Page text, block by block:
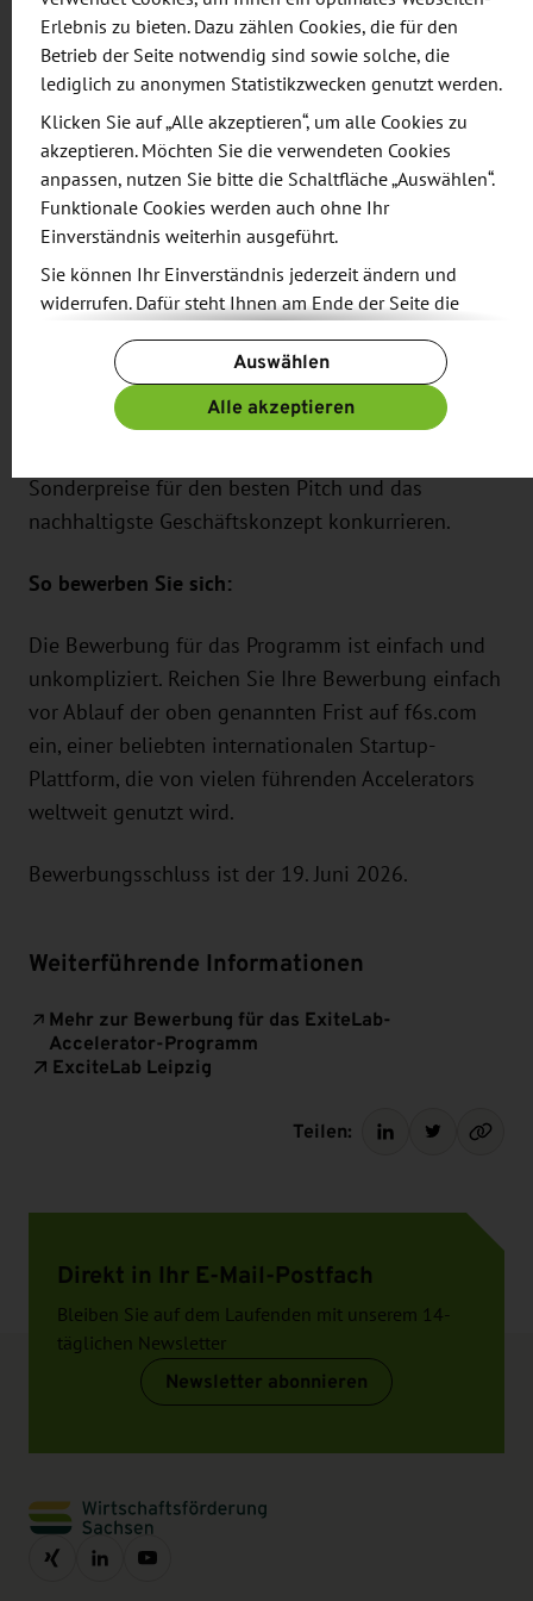
Pilotprogramme und Zugang zu einem
umfangreichen Partnernetzwerk
Kostenloser Zugang oder ermäßigte Gebühren
für Konferenzen und Veranstaltungen
Vereinbarungen mit Technologiepartnern
Erhöhte Markenpräsenz
Aktive Community
Unterstützendes Umfeld
Start-ups, die Unternehmen in Sachsen gründen,
können zusätzlich bis zu 30.000 € nicht
wertmindernde Förderung über die Sächsische
Aufbaubank (SAB) erhalten. Darüber hinaus können
Sonderpreise für den besten Pitch und das
nachhaltigste Geschäftskonzept konkurrieren.
So bewerben Sie sich:
Die Bewerbung für das Programm ist einfach und
unkompliziert. Reichen Sie Ihre Bewerbung einfach
vor Ablauf der oben genannten Frist auf f6s.com
ein, einer beliebten internationalen Startup-
Plattform, die von vielen führenden Accelerators
weltweit genutzt wird.
Bewerbungsschluss ist der 19. Juni 2026.
Weiterführende Informationen
Mehr zur Bewerbung für das ExiteLab-
Accelerator-Programm
ExciteLab Leipzig
Teilen:
Direkt in Ihr E-Mail-Postfach
Bleiben Sie auf dem Laufenden mit unserem 14-
täglichen Newsletter
Newsletter abonnieren
Erlebnis zu bieten. Dazu zählen Cookies, die für den
Betrieb der Seite notwendig sind sowie solche, die
lediglich zu anonymen Statistikzwecken genutzt werden.
Klicken Sie auf „Alle akzeptieren“, um alle Cookies zu
akzeptieren. Möchten Sie die verwendeten Cookies
anpassen, nutzen Sie bitte die Schaltfläche „Auswählen“.
Funktionale Cookies werden auch ohne Ihr
Einverständnis weiterhin ausgeführt.
Sie können Ihr Einverständnis jederzeit ändern und
widerrufen. Dafür steht Ihnen am Ende der Seite die
Verfügung.
Weitere Informationen finden Sie in unseren
Datenschutzbestimmungenund ergänzend in unserem
Auswählen
Alle akzeptieren